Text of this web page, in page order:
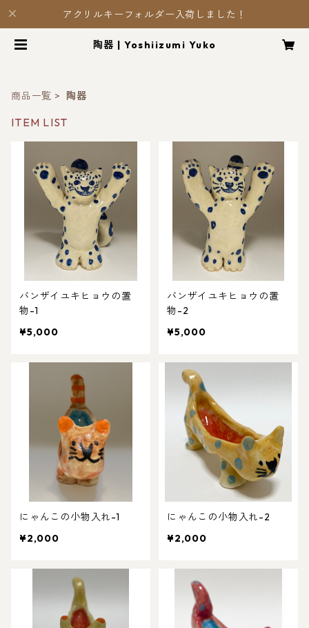
アクリルキーフォルダー入荷しました！
陶器 | Yoshiizumi Yuko
商品一覧 陶器
ITEM LIST
バンザイユキヒョウの置
物-1
¥5,000
バンザイユキヒョウの置
物-2
¥5,000
にゃんこの小物入れ-1
¥2,000
にゃんこの小物入れ-2
¥2,000